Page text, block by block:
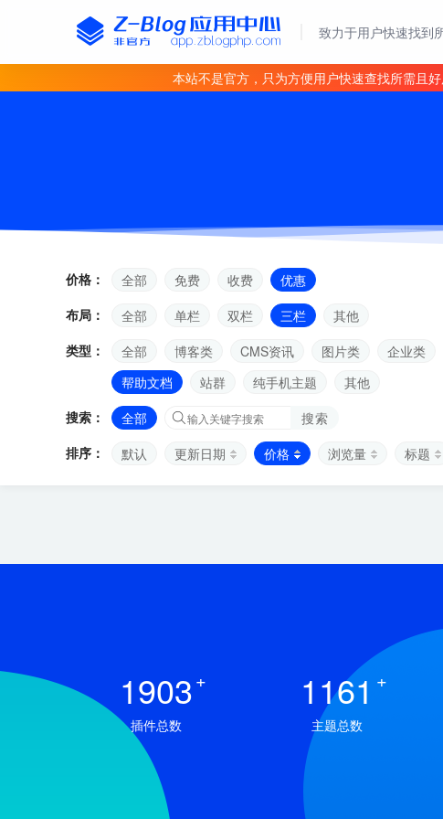
致力于用户快速找到
本站不是官方，只为方便用户快速查找所需且
价格： 全部 免费 收费
优惠
布局：
全部 单栏 双栏 三栏
其他
类型：
全部 博客类 CMS资讯 图片类 企业类
帮助文档
站群 纯手机主题
其他
搜索：
全部
搜索
排序：
默认 更新日期 价格 浏览量 标题
1903+
插件总数
1161 +
主题总数